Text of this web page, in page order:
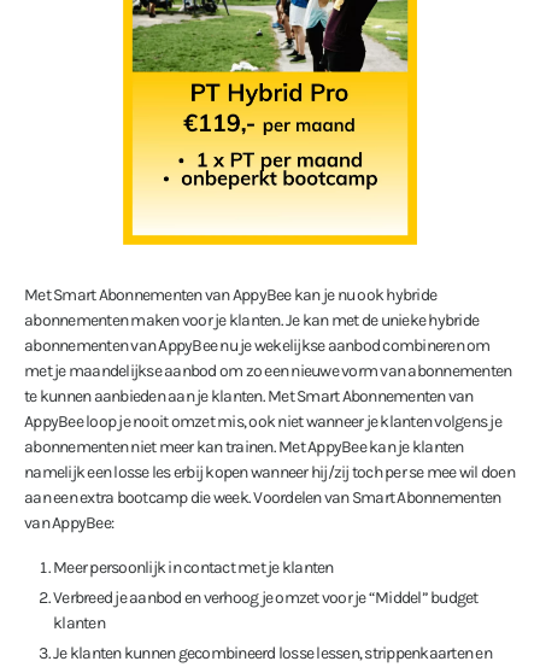
Met Smart Abonnementen van AppyBee kan je nu ook hybride
abonnementen maken voor je klanten. Je kan met de unieke hybride
abonnementen van AppyBee nu je wekelijkse aanbod combineren om
met je maandelijkse aanbod om zo een nieuwe vorm van abonnementen
te kunnen aanbieden aan je klanten. Met Smart Abonnementen van
AppyBee loop je nooit omzet mis, ook niet wanneer je klanten volgens je
abonnementen niet meer kan trainen. Met AppyBee kan je klanten
namelijk een losse les erbij kopen wanneer hij/zij toch per se mee wil doen
aan een extra bootcamp die week. Voordelen van Smart Abonnementen
van AppyBee:
Meer persoonlijk in contact met je klanten
Verbreed je aanbod en verhoog je omzet voor je “Middel” budget
klanten
Je klanten kunnen gecombineerd losse lessen, strippenkaarten en